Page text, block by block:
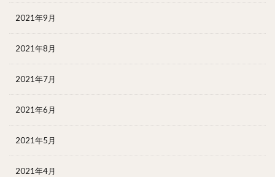
2021年9月
2021年8月
2021年7月
2021年6月
2021年5月
2021年4月